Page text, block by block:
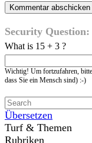
Security Question:
What is 15 + 3 ?
Wichtig! Um fortzufahren,
dass Sie ein Mensch sind) :-)
Übersetzen
Turf & Themen
Rubriken